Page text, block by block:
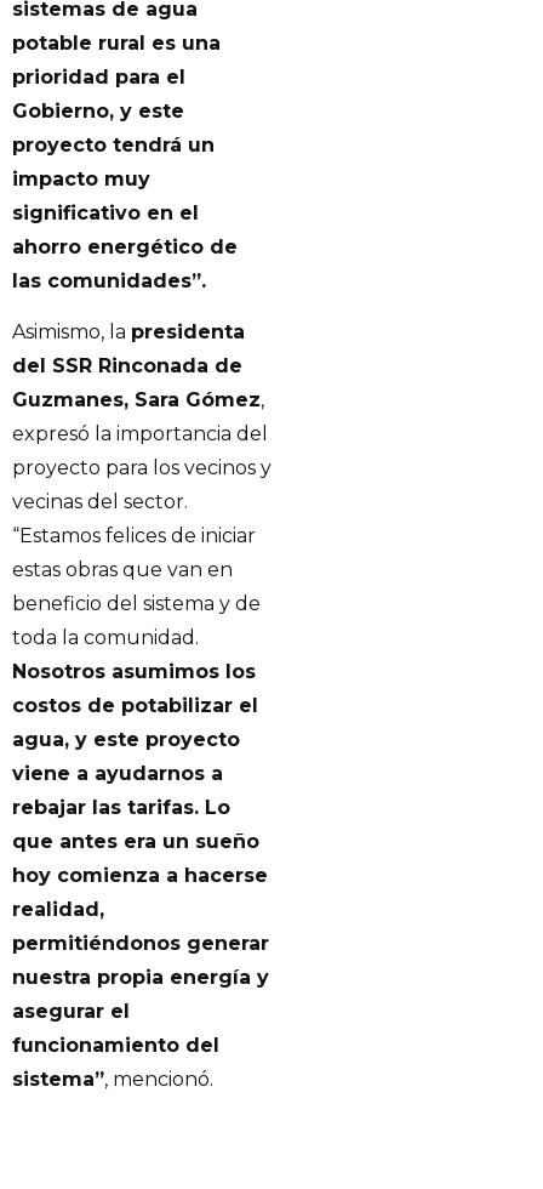
sistemas de agua
potable rural es una
prioridad para el
Gobierno, y este
proyecto tendrá un
impacto muy
significativo en el
ahorro energético de
las comunidades”.
Asimismo, la presidenta
del SSR Rinconada de
Guzmanes, Sara Gómez,
expresó la importancia del
proyecto para los vecinos y
vecinas del sector.
“Estamos felices de iniciar
estas obras que van en
beneficio del sistema y de
toda la comunidad.
Nosotros asumimos los
costos de potabilizar el
agua, y este proyecto
viene a ayudarnos a
rebajar las tarifas. Lo
que antes era un sueño
hoy comienza a hacerse
realidad,
permitiéndonos generar
nuestra propia energía y
asegurar el
funcionamiento del
sistema”, mencionó.